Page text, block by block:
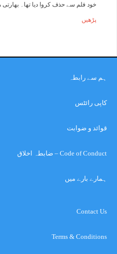
خود فلم سے حذف کروا دیا تھا۔ بھارتی
پڑھیں
ہم سے رابطہ
کاپی رائٹس
قوائد و ضوابت
Code of Conduct – ضابطہ اخلاق
ہمارے بارے میں
Contact Us
Terms & Conditions